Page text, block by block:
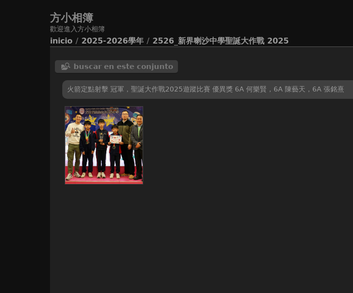
方小相簿
歡迎進入方小相簿
inicio / 2025-2026學年 / 2526_新界喇沙中學聖誕大作戰 2025
buscar en este conjunto
火箭定點射擊 冠軍，聖誕大作戰2025遊蹤比賽 優異獎 6A 何樂賢，6A 陳藝天，6A 張銘熹